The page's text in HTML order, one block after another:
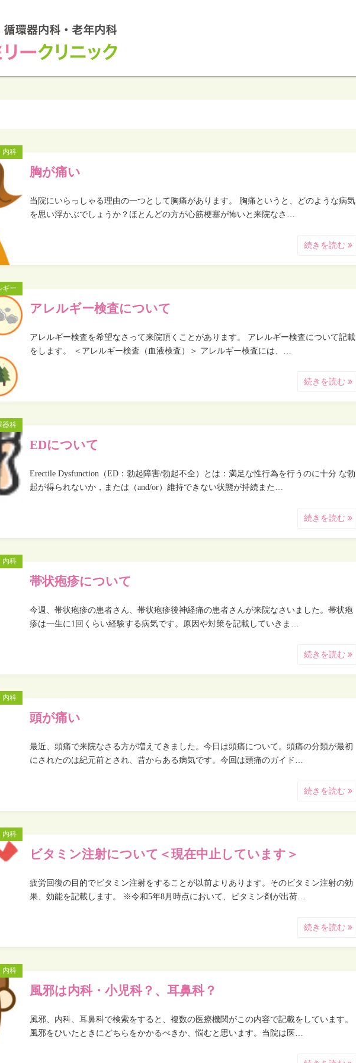
内科
胸が痛い
当院にいらっしゃる理由の一つとして胸痛があります。 胸痛というと、どのような病気
を思い浮かぶでしょうか？ほとんどの方が心筋梗塞が怖いと来院なさ…
続きを読む
ギー
アレルギー検査について
アレルギー検査を希望なさって来院頂くことがあります。 アレルギー検査について記載
をします。 ＜アレルギー検査（血液検査）＞ アレルギー検査には、…
続きを読む
器科
EDについて
Erectile Dysfunction（ED：勃起障害/勃起不全）とは：満足な性行為を行うのに十分 な勃
起が得られないか，または（and/or）維持できない状態が持続また…
続きを読む
内科
帯状疱疹について
今週、帯状疱疹の患者さん、帯状疱疹後神経痛の患者さんが来院なさいました。帯状疱
疹は一生に1回くらい経験する病気です。原因や対策を記載していきま…
続きを読む
内科
頭が痛い
最近、頭痛で来院なさる方が増えてきました。今日は頭痛について。頭痛の分類が最初
にされたのは紀元前とされ、昔からある病気です。今回は頭痛のガイド…
続きを読む
内科
ビタミン注射について＜現在中止しています＞
疲労回復の目的でビタミン注射をすることが以前よりあります。そのビタミン注射の効
果、効能を記載します。 ※令和5年8月時点において、ビタミン剤が出荷…
続きを読む
内科
風邪は内科・小児科？、耳鼻科？
風邪、内科、耳鼻科で検索をすると、複数の医療機関がこの内容で記載をしています。
風邪をひいたときにどちらをかかるべきか、悩むと思います。当院は医…